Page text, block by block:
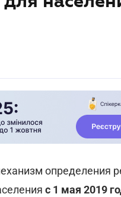
определения
с 1 мая 2019